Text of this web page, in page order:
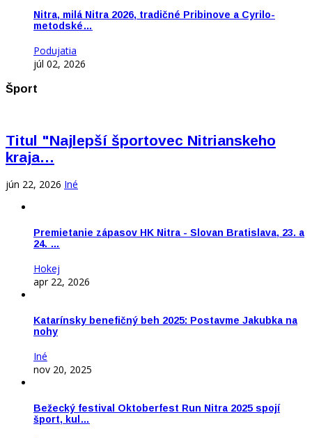
Nitra, milá Nitra 2026, tradičné Pribinove a Cyrilo-
metodské…
Podujatia
júl 02, 2026
Šport
Titul "Najlepší športovec Nitrianskeho
kraja…
jún 22, 2026 Iné
Premietanie zápasov HK Nitra - Slovan Bratislava, 23. a
24. …
Hokej
apr 22, 2026
Katarínsky benefičný beh 2025: Postavme Jakubka na
nohy
Iné
nov 20, 2025
Bežecký festival Oktoberfest Run Nitra 2025 spojí
šport, kul…